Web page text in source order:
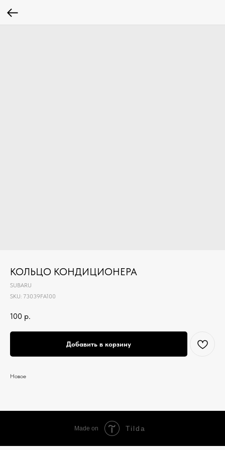
КОЛЬЦО КОНДИЦИОНЕРА
SUBARU
SKU: 73039FA100
100 р.
Добавить в корзину
Новое
Made on Tilda